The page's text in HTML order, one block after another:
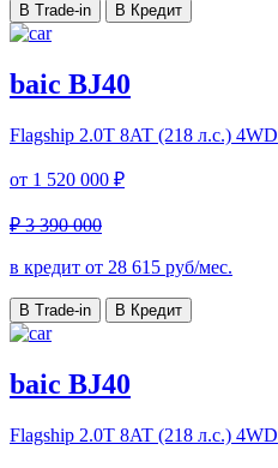
В Trade-in В Кредит
baic BJ40
Flagship 2.0T 8AT (218 л.с.) 4WD
от 1 520 000 ₽
₽ 3 390 000
в кредит от 28 615 руб/мес.
В Trade-in В Кредит
baic BJ40
Flagship 2.0T 8AT (218 л.с.) 4WD